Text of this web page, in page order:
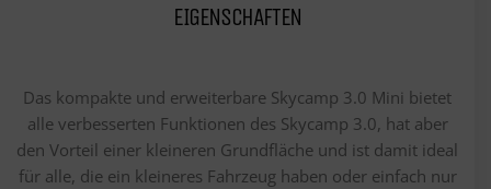
EIGENSCHAFTEN
Das kompakte und erweiterbare Skycamp 3.0 Mini bietet
alle verbesserten Funktionen des Skycamp 3.0, hat aber
den Vorteil einer kleineren Grundfläche und ist damit ideal
für alle, die ein kleineres Fahrzeug haben oder einfach nur